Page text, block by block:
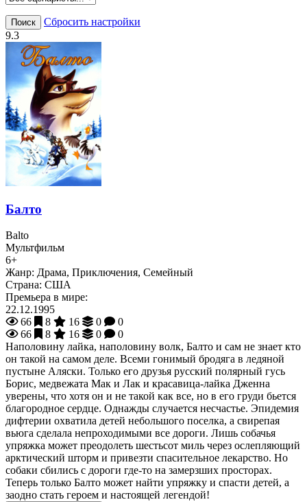
Поиск
Сбросить настройки
9.3
Балто
Balto
Мультфильм
6+
Жанр: Драма, Приключения, Семейный
Страна: США
Премьера в мире:
22.12.1995
66
8 16 0
0
66
8 16 0
0
Наполовину лайка, наполовину волк, Балто и сам не знает кто
он такой на самом деле. Всеми гонимый бродяга в ледяной
пустыне Аляски. Только его друзья русский полярный гусь
Борис, медвежата Мак и Лак и красавица-лайка Дженна
уверены, что хотя он и не такой как все, но в его груди бьется
благородное сердце. Однажды случается несчастье. Эпидемия
дифтерии охватила детей небольшого поселка, а свирепая
вьюга сделала непроходимыми все дороги. Лишь собачья
упряжка может преодолеть шестьсот миль через ослепляющий
арктический шторм и привезти спасительное лекарство. Но
собаки сбились с дороги где-то на замерзших просторах.
Теперь только Балто может найти упряжку и спасти детей, а
заодно стать героем и настоящей легендой!